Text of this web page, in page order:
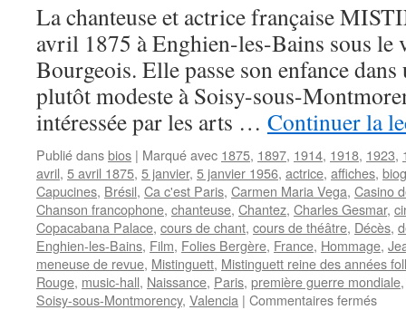
La chanteuse et actrice française
avril 1875 à Enghien-les-Bains sous le
Bourgeois. Elle passe son enfance
plutôt modeste à Soisy-sous-
intéressée par les arts … Continuer la
Publié dansbios | Marqué avec 1875, 1897, 1914, 1918, 1923,
avril, 5 avril 1875, 5 janvier, 5 janvier 1956, actrice, affiches,
Capucines, Brésil, Ca c'est Paris, Carmen Maria Vega, Casino
Chanson francophone, chanteuse, Chantez, Charles Gesmar,
Copacabana Palace, cours de chant, cours de théâtre, Décès,
Enghien-les-Bains, Film, Folies Bergère, France, Hommage,
meneuse de revue, Mistinguett, Mistinguett reine des années
Rouge, music-hall, Naissance, Paris, première guerre mondiale
Soisy-sous-Montmorency, Valencia | Commentaires ferméssur